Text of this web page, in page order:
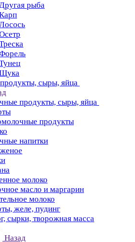
рыба
сыры, яйца
продукты, сыры, яйца
продукты
напитки
молоко
масло и маргарин
молоко
желе, пудинг
сырки, творожная масса
Назад